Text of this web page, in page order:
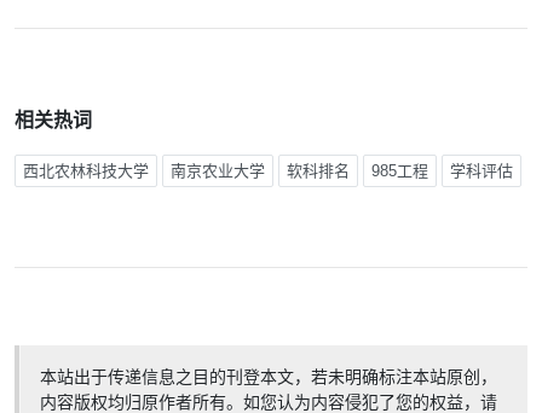
相关热词
西北农林科技大学 南京农业大学 软科排名 985工程 学科评估
本站出于传递信息之目的刊登本文，若未明确标注本站原创，
内容版权均归原作者所有。如您认为内容侵犯了您的权益，请